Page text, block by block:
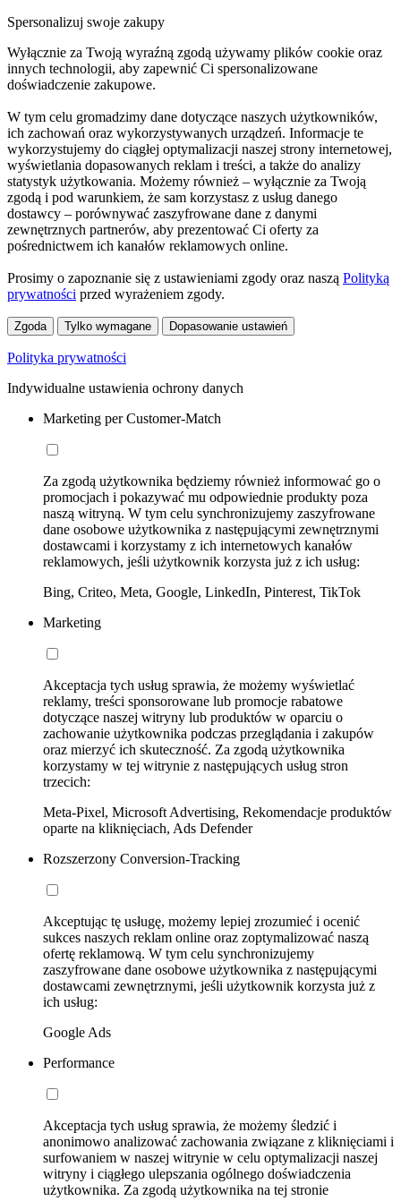
Spersonalizuj swoje zakupy
Wyłącznie za Twoją wyraźną zgodą używamy plików cookie oraz
innych technologii, aby zapewnić Ci spersonalizowane
doświadczenie zakupowe.
W tym celu gromadzimy dane dotyczące naszych użytkowników,
ich zachowań oraz wykorzystywanych urządzeń. Informacje te
wykorzystujemy do ciągłej optymalizacji naszej strony internetowej,
wyświetlania dopasowanych reklam i treści, a także do analizy
statystyk użytkowania. Możemy również – wyłącznie za Twoją
zgodą i pod warunkiem, że sam korzystasz z usług danego
dostawcy – porównywać zaszyfrowane dane z danymi
zewnętrznych partnerów, aby prezentować Ci oferty za
pośrednictwem ich kanałów reklamowych online.
Prosimy o zapoznanie się z ustawieniami zgody oraz naszą Polityką
prywatności przed wyrażeniem zgody.
Zgoda Tylko wymagane Dopasowanie ustawień
Polityka prywatności
Indywidualne ustawienia ochrony danych
Marketing per Customer-Match
Za zgodą użytkownika będziemy również informować go o
promocjach i pokazywać mu odpowiednie produkty poza
naszą witryną. W tym celu synchronizujemy zaszyfrowane
dane osobowe użytkownika z następującymi zewnętrznymi
dostawcami i korzystamy z ich internetowych kanałów
reklamowych, jeśli użytkownik korzysta już z ich usług:
Bing, Criteo, Meta, Google, LinkedIn, Pinterest, TikTok
Marketing
Akceptacja tych usług sprawia, że możemy wyświetlać
reklamy, treści sponsorowane lub promocje rabatowe
dotyczące naszej witryny lub produktów w oparciu o
zachowanie użytkownika podczas przeglądania i zakupów
oraz mierzyć ich skuteczność. Za zgodą użytkownika
korzystamy w tej witrynie z następujących usług stron
trzecich:
Meta-Pixel, Microsoft Advertising, Rekomendacje produktów
oparte na kliknięciach, Ads Defender
Rozszerzony Conversion-Tracking
Akceptując tę usługę, możemy lepiej zrozumieć i ocenić
sukces naszych reklam online oraz zoptymalizować naszą
ofertę reklamową. W tym celu synchronizujemy
zaszyfrowane dane osobowe użytkownika z następującymi
dostawcami zewnętrznymi, jeśli użytkownik korzysta już z
ich usług:
Google Ads
Performance
Akceptacja tych usług sprawia, że możemy śledzić i
anonimowo analizować zachowania związane z kliknięciami i
surfowaniem w naszej witrynie w celu optymalizacji naszej
witryny i ciągłego ulepszania ogólnego doświadczenia
użytkownika. Za zgodą użytkownika na tej stronie